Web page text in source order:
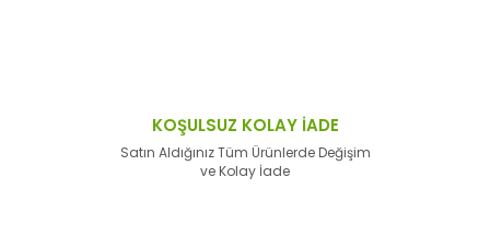
KOŞULSUZ KOLAY İADE
Satın Aldığınız Tüm Ürünlerde Değişim
ve Kolay İade